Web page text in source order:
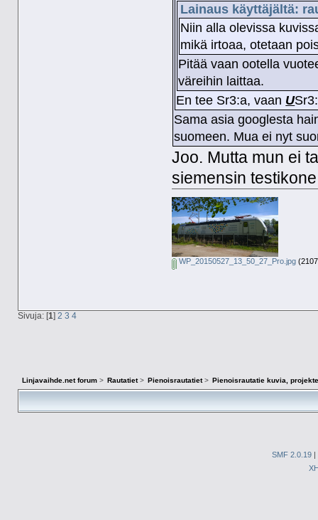
Lainaus käyttäjältä:
Niin alla olevissa
mikä irtoaa, otetaan
Pitää vaan ootella
väreihin laittaa.
En tee Sr3:a, vaan U
Sama asia googlesta
suomeen. Mua ei nyt
Joo. Mutta mun ei
siemensin
WP_20150527_13_50_27_Pro.jpg
Sivuja: [1] 2 3 4
Linjavaihde.net forum> Rautatiet> Pienoisrautatiet> Pienoisrautatie kuvia,
SMF 2.0.19 |